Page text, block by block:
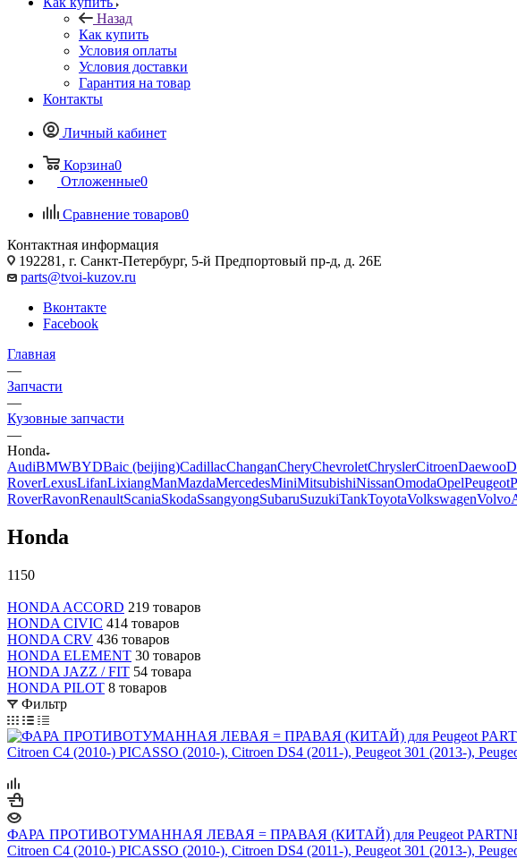
Назад
Как купить
Условия оплаты
Условия доставки
Гарантия на товар
Контакты
Личный кабинет
Корзина0
Отложенные0
Сравнение товаров0
Контактная информация
192281, г. Санкт-Петербург, 5-й Предпортовый пр-д, д. 26Е
parts@tvoi-kuzov.ru
Вконтакте
Facebook
Главная
—
Запчасти
—
Кузовные запчасти
—
Honda
AudiBMWBYDBaic (beijing)CadillacChanganCheryChevroletChryslerCitroenDaewoo
RoverLexusLifanLixiangManMazdaMercedesMiniMitsubishiNissanOmodaOpelPeugeot
RoverRavonRenaultScaniaSkodaSsangyongSubaruSuzukiTankToyotaVolkswagenVolvo
Honda
1150
HONDA ACCORD 219 товаров
HONDA CIVIC 414 товаров
HONDA CRV 436 товаров
HONDA ELEMENT 30 товаров
HONDA JAZZ / FIT 54 товара
HONDA PILOT 8 товаров
Фильтр
ФАРА ПРОТИВОТУМАННАЯ ЛЕВАЯ = ПРАВАЯ (КИТАЙ) для Peugeot PARTNER
Citroen C4 (2010-) PICASSO (2010-), Citroen DS4 (2011-), Peugeot 301 (2013-),